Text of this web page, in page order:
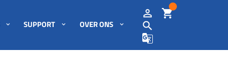
SUPPORT OVER ONS